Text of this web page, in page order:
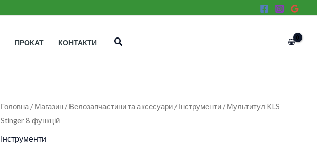
ПРОКАТ КОНТАКТИ Пошук
Головна /Магазин /Велозапчастини та аксесуари /Інструменти / Мультитул KLS
Stinger 8 функцій
Інструменти